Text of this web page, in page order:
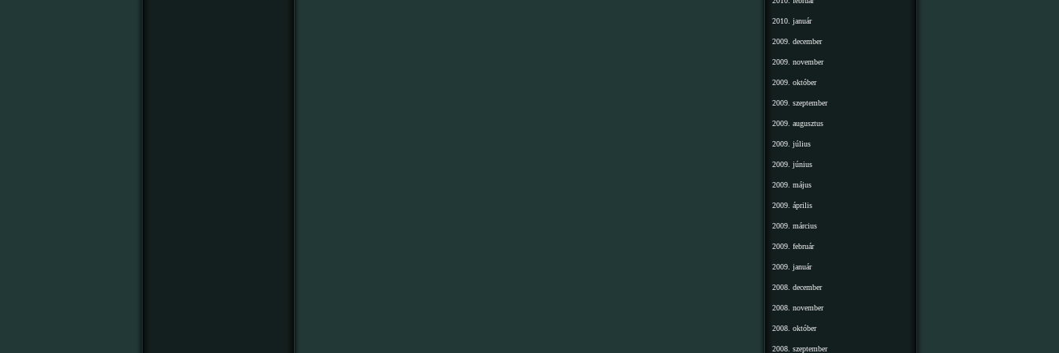
2010. január
2009. december
2009. november
2009. október
2009. szeptember
2009. augusztus
2009. július
2009. június
2009. május
2009. április
2009. március
2009. február
2009. január
2008. december
2008. november
2008. október
2008. szeptember